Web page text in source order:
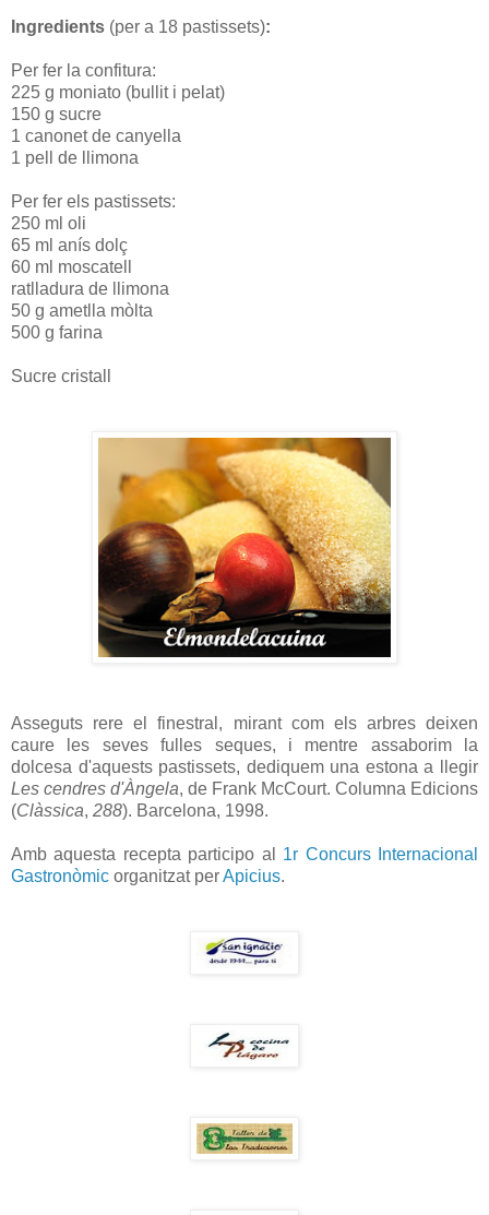
Ingredients (per a 18 pastissets):
Per fer la confitura:
225 g moniato (bullit i pelat)
150 g sucre
1 canonet de canyella
1 pell de llimona
Per fer els pastissets:
250 ml oli
65 ml anís dolç
60 ml moscatell
ratlladura de llimona
50 g ametlla mòlta
500 g farina
Sucre cristall
Asseguts rere el finestral, mirant com els arbres deixen
caure les seves fulles seques, i mentre assaborim la
dolcesa d'aquests pastissets, dediquem una estona a llegir
Les cendres d'Àngela, de Frank McCourt. Columna Edicions
(Clàssica, 288). Barcelona, 1998.
Amb aquesta recepta participo al 1r Concurs Internacional
Gastronòmic organitzat perApicius.